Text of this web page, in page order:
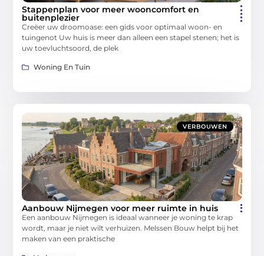
Stappenplan voor meer wooncomfort en
buitenplezier
Creëer uw droomoase: een gids voor optimaal woon- en
tuingenot Uw huis is meer dan alleen een stapel stenen; het is
uw toevluchtsoord, de plek
Woning En Tuin
VERBOUWEN
Aanbouw Nijmegen voor meer ruimte in huis
Een aanbouw Nijmegen is ideaal wanneer je woning te krap
wordt, maar je niet wilt verhuizen. Melssen Bouw helpt bij het
maken van een praktische